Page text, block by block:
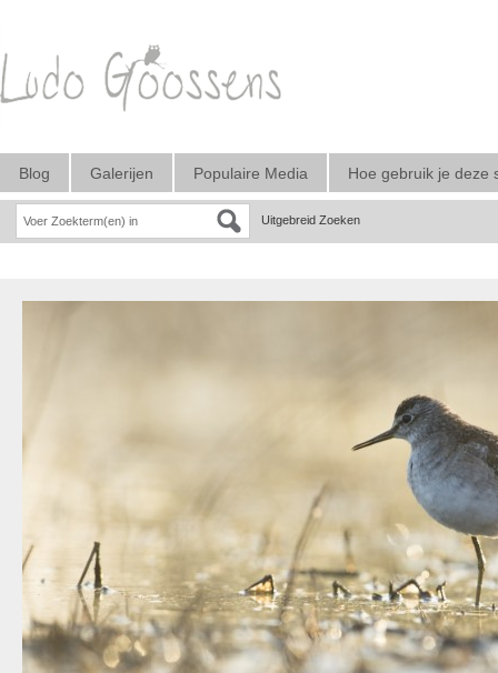
Blog Galerijen Populaire Media Hoe gebruik je deze
Uitgebreid Zoeken